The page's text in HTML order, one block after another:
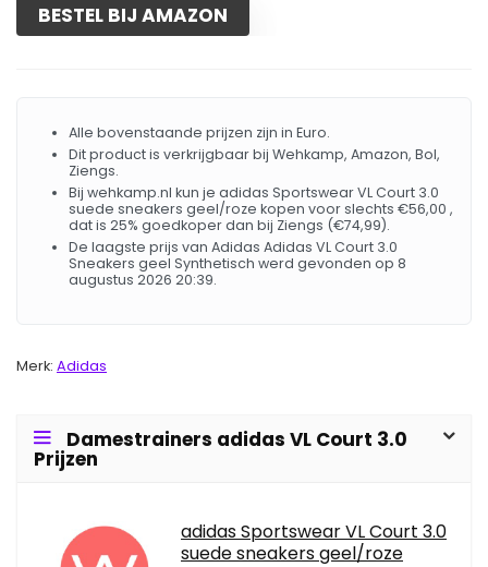
BESTEL BIJ AMAZON
Alle bovenstaande prijzen zijn in Euro.
Dit product is verkrijgbaar bij Wehkamp, Amazon, Bol,
Ziengs.
Bij wehkamp.nl kun je adidas Sportswear VL Court 3.0
suede sneakers geel/roze kopen voor slechts €56,00 ,
dat is 25% goedkoper dan bij Ziengs (€74,99).
De laagste prijs van Adidas Adidas VL Court 3.0
Sneakers geel Synthetisch werd gevonden op 8
augustus 2026 20:39.
Merk: Adidas
Damestrainers adidas VL Court 3.0
Prijzen
adidas Sportswear VL Court 3.0
suede sneakers geel/roze